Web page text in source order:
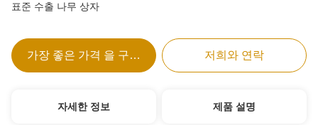
표준 수출 나무 상자
가장 좋은 가격 을 구하라 저희와 연락
자세한 정보 제품 설명